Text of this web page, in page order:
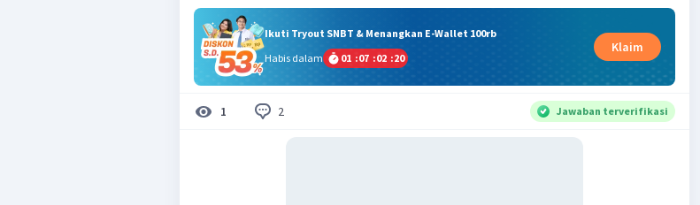
Ikuti Tryout SNBT & Menangkan E-Wallet 100rb
Habis dalam
01 :07 :02 :19
Klaim
1 2 Jawaban terverifikasi